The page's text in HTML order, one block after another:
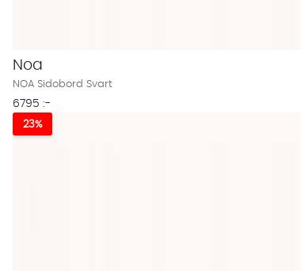
Noa
NOA Sidobord Svart
6795 :-
23%